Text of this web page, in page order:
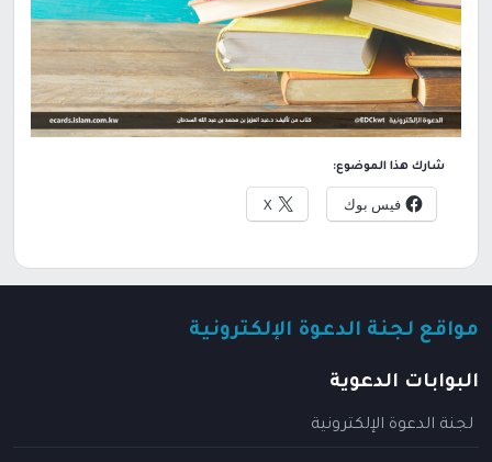
شارك هذا الموضوع:
فيس بوك X
مواقع لجنة الدعوة الإلكترونية
البوابات الدعوية
لجنة الدعوة الإلكترونية